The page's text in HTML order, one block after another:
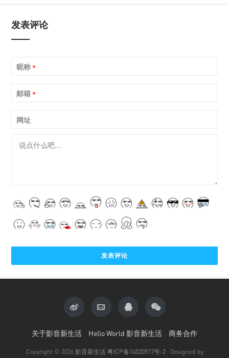
发表评论
昵称 *
邮箱 *
网址
关于影音新生活 Hello World 影音新生活 商务合作
Copyright © 2026 影音新生活 粤ICP备14020517号-2 · Designed by